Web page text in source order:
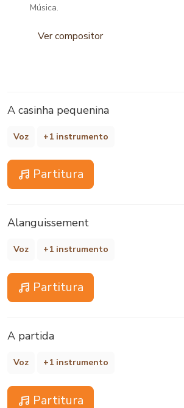
Música.
Ver compositor
A casinha pequenina
Voz +1 instrumento
Partitura
Alanguissement
Voz +1 instrumento
Partitura
A partida
Voz +1 instrumento
Partitura